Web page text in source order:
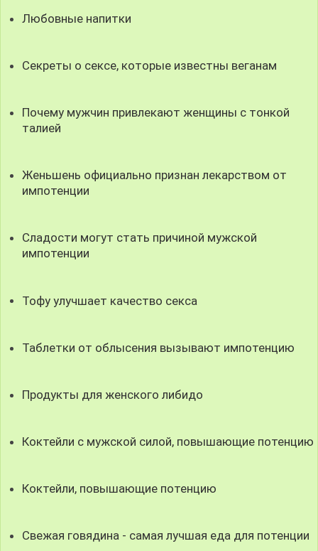
Любовные напитки
Секреты о сексе, которые известны веганам
Почему мужчин привлекают женщины с тонкой
талией
Женьшень официально признан лекарством от
импотенции
Сладости могут стать причиной мужской
импотенции
Тофу улучшает качество секса
Таблетки от облысения вызывают импотенцию
Продукты для женского либидо
Коктейли с мужской силой, повышающие потенцию
Коктейли, повышающие потенцию
Свежая говядина - самая лучшая еда для потенции